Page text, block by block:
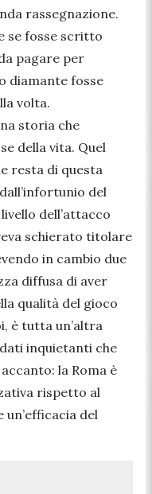
rassegnazione.
se fosse scritto
pagare per
diamante fosse
volta.
storia che
della vita. Quel
resta di questa
del
dell’attacco
schierato titolare
in cambio due
diffusa di aver
qualità del gioco
è tutta un’altra
inquietanti che
la Roma è
rispetto al
un’efficacia del